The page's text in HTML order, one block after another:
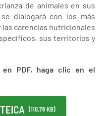
de animales en sus
dialogará con los más
carencias nutricionales
sus territorios y
PDF, haga clic en el
(110,78 KB)